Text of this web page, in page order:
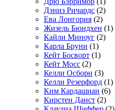
Дэниз Ричардс (2)
Ева Лонгория (2)
Жизель Бюндхен (1)
Кайли Миноуг (2)
Карла Бруни (1)
Кейт Босворт (1)
Кейт Мосс (2)
Келли Осборн (3)
Келли Резерфорд (1)
Ким Кардашиан (6)
Кирстен Данст (2)